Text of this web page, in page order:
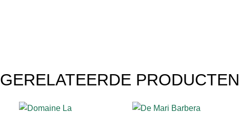
GERELATEERDE PRODUCTEN